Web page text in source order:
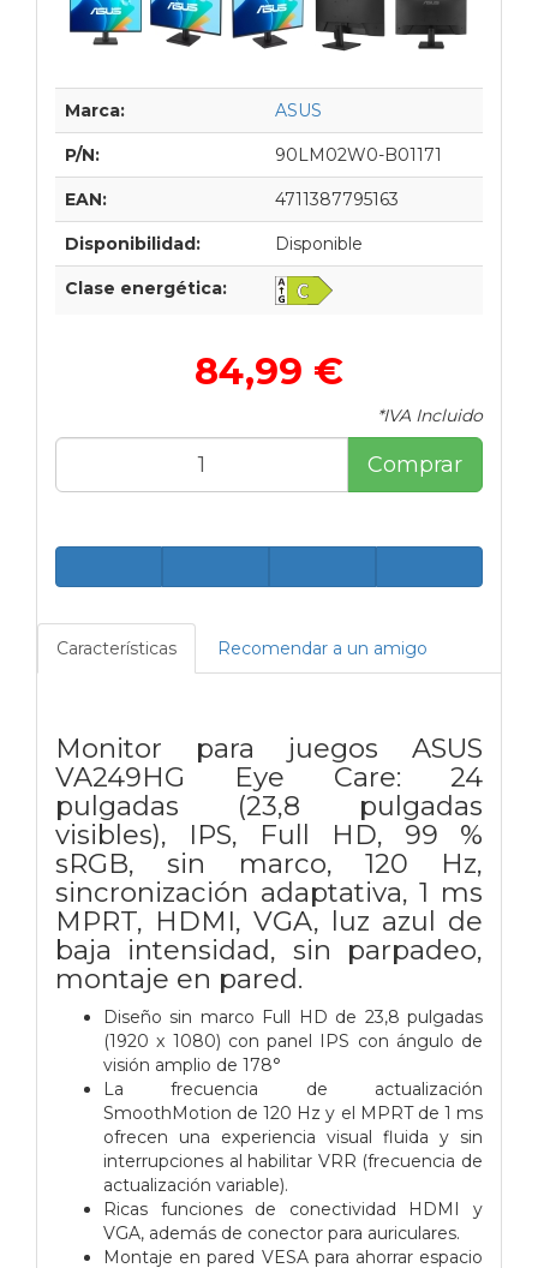
Marca: ASUS
P/N: 90LM02W0-B01171
EAN: 4711387795163
Disponibilidad: Disponible
Clase energética:
84,99 €
*IVA Incluido
Comprar
Características Recomendar a un amigo
Monitor para juegos ASUS
VA249HG Eye Care: 24
pulgadas (23,8 pulgadas
visibles), IPS, Full HD, 99 %
sRGB, sin marco, 120 Hz,
sincronización adaptativa, 1 ms
MPRT, HDMI, VGA, luz azul de
baja intensidad, sin parpadeo,
montaje en pared.
Diseño sin marco Full HD de 23,8 pulgadas
(1920 x 1080) con panel IPS con ángulo de
visión amplio de 178°
La frecuencia de actualización
SmoothMotion de 120 Hz y el MPRT de 1 ms
ofrecen una experiencia visual fluida y sin
interrupciones al habilitar VRR (frecuencia de
actualización variable).
Ricas funciones de conectividad HDMI y
VGA, además de conector para auriculares.
Montaje en pared VESA para ahorrar espacio